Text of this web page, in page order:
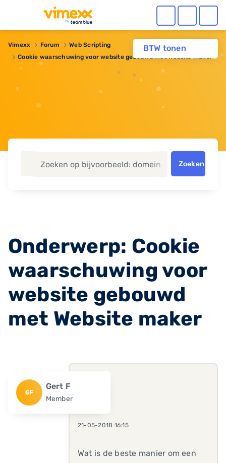
BTW tonen
Vimexx Forum
Web Scripting
Cookie waarschuwing voor website gebouwd met Website maker
Zoeken
Onderwerp: Cookie
waarschuwing voor
website gebouwd
met Website maker
GF
Gert F
Member
21-05-2018 16:15
Wat is de beste manier om een